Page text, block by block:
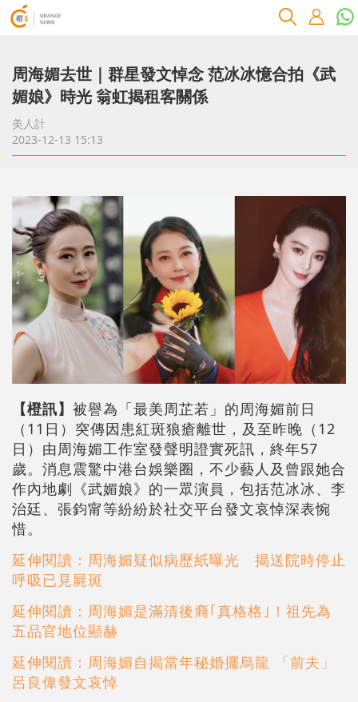
周海媚去世｜群星發文悼念 范冰冰憶合拍《武
媚娘》時光 翁虹揭租客關係
美人計
2023-12-13 15:13
【橙訊】 被譽為「最美周芷若」的周海媚前日
（11日）突傳因患紅斑狼瘡離世，及至昨晚（12
日）由周海媚工作室發聲明證實死訊，終年57
歲。消息震驚中港台娛樂圈，不少藝人及曾跟她合
作內地劇《武媚娘》的一眾演員，包括范冰冰、李
治廷、張鈞甯等紛紛於社交平台發文哀悼深表惋
惜。
延伸閱讀：周海媚疑似病歷紙曝光 揭送院時停止
呼吸已見屍斑
延伸閱讀：周海媚是滿清後裔｢真格格｣！祖先為
五品官地位顯赫
延伸閱讀：周海媚自揭當年秘婚擺烏龍 「前夫」
呂良偉發文哀悼